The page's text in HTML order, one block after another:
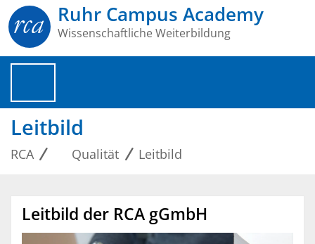
Ruhr Campus Academy
Wissenschaftliche Weiterbildung
Leitbild
RCA Qualität Leitbild
Leitbild der RCA gGmbH